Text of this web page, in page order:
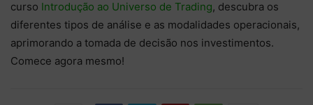
curso Introdução ao Universo de Trading, descubra os
diferentes tipos de análise e as modalidades operacionais,
aprimorando a tomada de decisão nos investimentos.
Comece agora mesmo!